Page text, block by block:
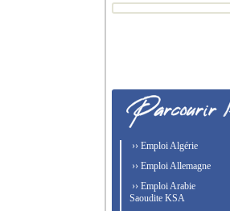
›› Emploi Algérie
›› Emploi Allemagne
›› Emploi Arabie
Saoudite KSA